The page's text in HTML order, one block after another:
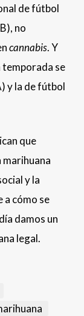
de fútbol
no
cannabis. Y
temporada se
y la de fútbol
que
marihuana
y la
a cómo se
damos un
legal.